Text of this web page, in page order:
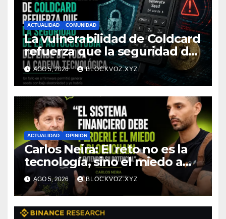
ACTUALIDAD COMUNIDAD
La vulnerabilidad de Coldcard
refuerza que la seguridad de
la autocustodia depende de
toda la cadena tecnológica,
afirma CoinEx Research
AGO 5, 2026 BLOCKVOZ.XYZ
ACTUALIDAD OPINION
Carlos Neira: El reto no es la
tecnología, sino el miedo a
entenderla
AGO 5, 2026 BLOCKVOZ.XYZ